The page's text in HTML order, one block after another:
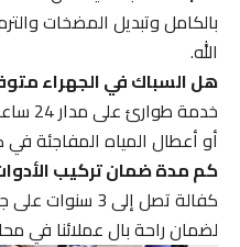
بالكامل وتبديل المضخات
الله.
هل السباك في الجهراء متوفر
خدمة طوارئ
أو أعطال المياه المفاجئة في
كم مدة ضمان تركيب الأدوات
كفالة تصل إلى 3
لضمان راحة بال عملائنا في